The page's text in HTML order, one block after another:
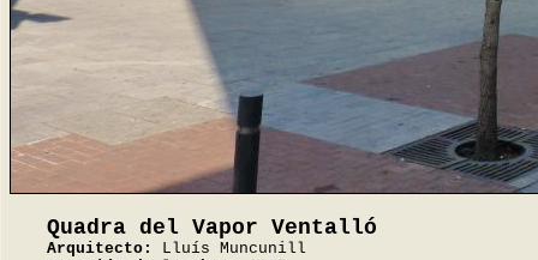
Quadra del Vapor Ventalló
Arquitecto:
Lluís Muncunill